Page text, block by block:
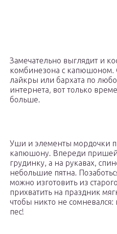
Замечательно выглядит и
комбинезона с капюшоном.
лайкры или бархата по
интернета, вот только
больше.
Уши и элементы мордочки
капюшону. Впереди
грудинку, а на рукавах,
небольшие пятна.
можно изготовить из
прихватить на праздник
чтобы никто не
пес!